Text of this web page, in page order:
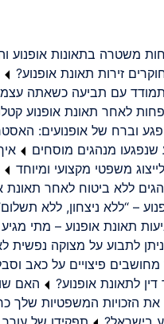
משטרה בתאונות
זירות תאונת אופנוע?
עם תביעה כשאתה
לאחר תאונת אופנוע
וברח של אופנועים:
שנפגעו מנהגים מוסחים
משפטי מקצועי ומיוחד
ללא ביטוח לאחר תאונת
– “ללא ניצחון, ללא
תאונת אופנוע – מתי
לתבוע על מצוקה נפשית
מחושבים פיצויים על כאב
לתאונת אופנוע?
האם
את הזכויות המשפטיות שלך